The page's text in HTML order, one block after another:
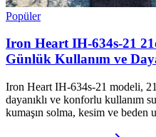
Popüler
Iron Heart IH-634s-21
Günlük Kullanım ve
Iron Heart IH-634s-21 modeli,
dayanıklı ve konforlu kullanım
kumaşın solma, kesim ve beden